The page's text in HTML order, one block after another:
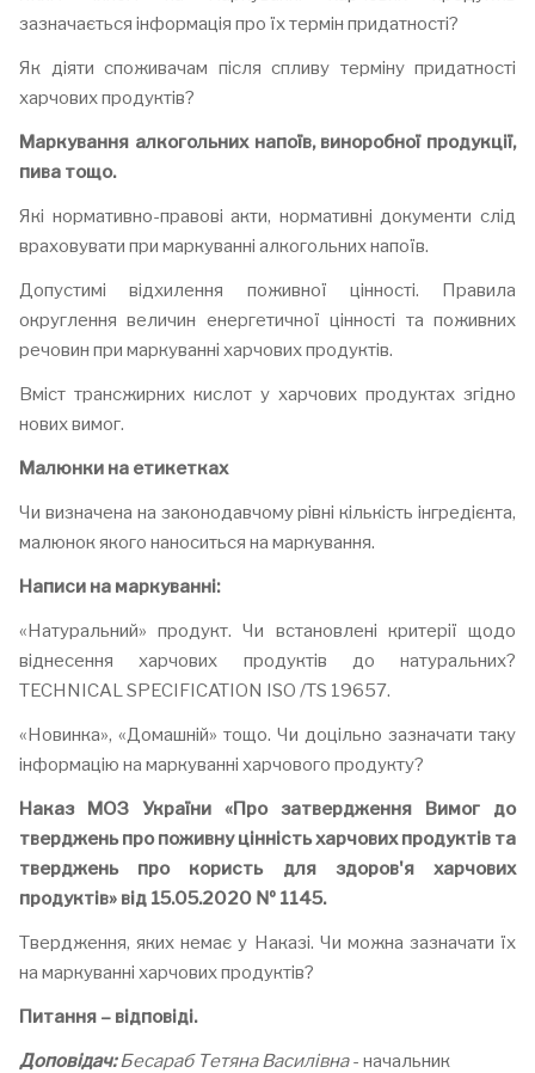
зазначається інформація про їх термін придатності?
Як діяти споживачам після спливу терміну придатності
харчових продуктів?
Маркування алкогольних напоїв, виноробної продукції,
пива тощо.
Які нормативно-правові акти, нормативні документи слід
враховувати при маркуванні алкогольних напоїв.
Допустимі відхилення поживної цінності. Правила
округлення величин енергетичної цінності та поживних
речовин при маркуванні харчових продуктів.
Вміст трансжирних кислот у харчових продуктах згідно
нових вимог.
Малюнки на етикетках
Чи визначена на законодавчому рівні кількість інгредієнта,
малюнок якого наноситься на маркування.
Написи на маркуванні:
«Натуральний» продукт. Чи встановлені критерії щодо
віднесення харчових продуктів до натуральних?
TECHNICAL SPECIFICATION ISO /TS 19657.
«Новинка», «Домашній» тощо. Чи доцільно зазначати таку
інформацію на маркуванні харчового продукту?
Наказ МОЗ України «Про затвердження Вимог до
тверджень про поживну цінність харчових продуктів та
тверджень про користь для здоров'я харчових
продуктів» від 15.05.2020 № 1145.
Твердження, яких немає у Наказі. Чи можна зазначати їх
на маркуванні харчових продуктів?
Питання – відповіді.
Доповідач:Бесараб Тетяна Василівна - начальник